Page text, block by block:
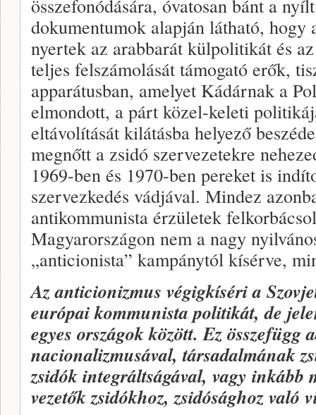
összefonódására, óvatosan bánt a
dokumentumok alapján látható, hogy
nyertek az arabbarát külpolitikát és
teljes felszámolását támogató erők,
apparátusban, amelyet Kádárnak a
elmondott, a párt közel-keleti
eltávolítását kilátásba helyező
megnőtt a zsidó szervezetekre
1969-ben és 1970-ben pereket is
szervezkedés vádjával. Mindez
antikommunista érzületek
Magyarországon nem a nagy
„anticionista” kampánytól kísérve,
Az anticionizmus végigkíséri a
európai kommunista politikát, de
egyes országok között. Ez összefügg
nacionalizmusával, társadalmának
zsidók integráltságával, vagy inkább
vezetők zsidókhoz, zsidósághoz való